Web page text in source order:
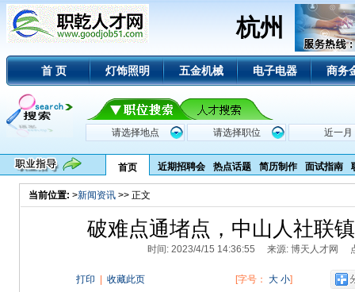
杭州
首 页 灯饰照明 五金机械 电子电器 商务
首页 近期招聘会 热点话题 简历制作 面试指南
当前位置: >新闻资讯>> 正文
破难点通堵点，中山人社联
时间: 2023/4/15 14:36:55 来源: 博天人才网
打印 收藏此页 [字号： 大 小]